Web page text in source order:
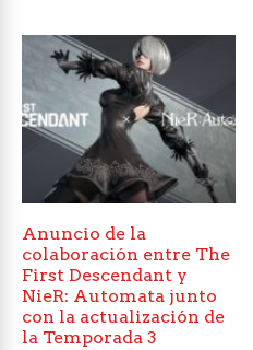
Anuncio de la
colaboración entre The
First Descendant y
NieR: Automata junto
con la actualización de
la Temporada 3